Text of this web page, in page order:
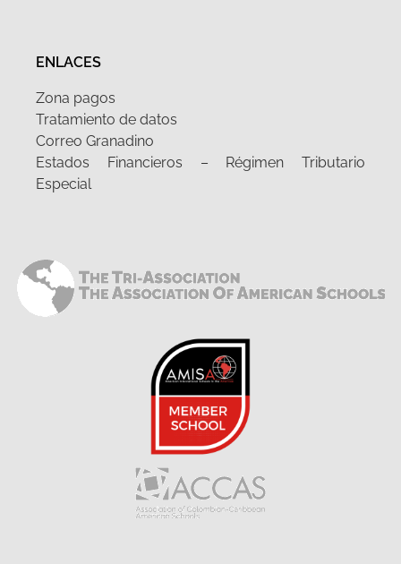
ENLACES
Zona pagos
Tratamiento de datos
Correo Granadino
Estados Financieros – Régimen Tributario
Especial